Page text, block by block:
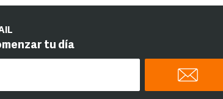
tu día